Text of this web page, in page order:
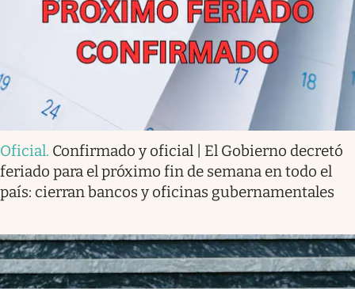
Oficial. Confirmado y oficial | El Gobierno decretó
feriado para el próximo fin de semana en todo el
país: cierran bancos y oficinas gubernamentales